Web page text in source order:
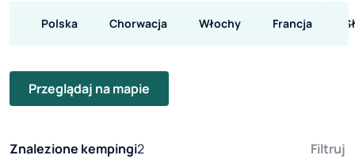
Polska Chorwacja Włochy Francja
Przeglądaj na mapie
Znalezione kempingi2 Filtruj